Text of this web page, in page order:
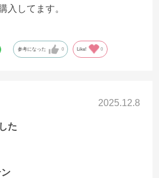
入してます。
参考になった 0 Like! 0
2025.12.8
た